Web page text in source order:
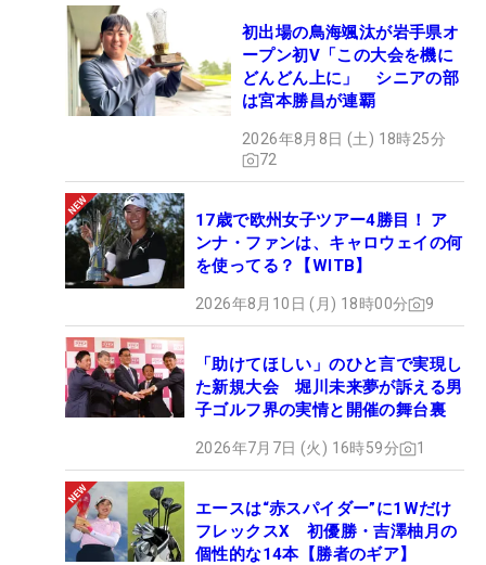
初出場の鳥海颯汰が岩手県オ
ープン初V「この大会を機に
どんどん上に」 シニアの部
は宮本勝昌が連覇
2026年8月8日 (土) 18時25分
72
17歳で欧州女子ツアー4勝目！ ア
ンナ・ファンは、キャロウェイの何
を使ってる？【WITB】
2026年8月10日 (月) 18時00分 9
「助けてほしい」のひと言で実現し
た新規大会 堀川未来夢が訴える男
子ゴルフ界の実情と開催の舞台裏
2026年7月7日 (火) 16時59分 1
エースは“赤スパイダー”に1Wだけ
フレックスX 初優勝・吉澤柚月の
個性的な14本【勝者のギア】